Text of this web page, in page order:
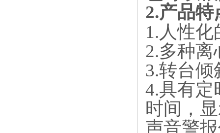
2.产品特
1.人性
2.多种离
3.转台倾
4.具有定
时间，
声音警